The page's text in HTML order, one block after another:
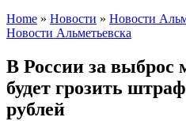
Home » Новости » Новости
Новости Альметьевска
В России за
будет грозить
рублей